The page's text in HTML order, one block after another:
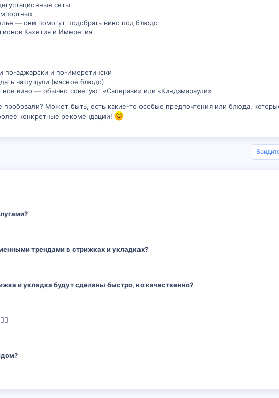
сеты
— они помогут подобрать вино под блюдо
Кахетия и Имеретия
по-аджарски и по-имеретински
чашущули (мясное блюдо)
вино — обычно советуют «Саперави» или «Киндзмараули»
пробовали? Может быть, есть какие-то особые предпочтения или блюда,
конкретные рекомендации!
трендами в стрижках и укладках?
и укладка будут сделаны быстро, но качественно?